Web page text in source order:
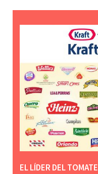
EL LÍDER DEL TOMATE